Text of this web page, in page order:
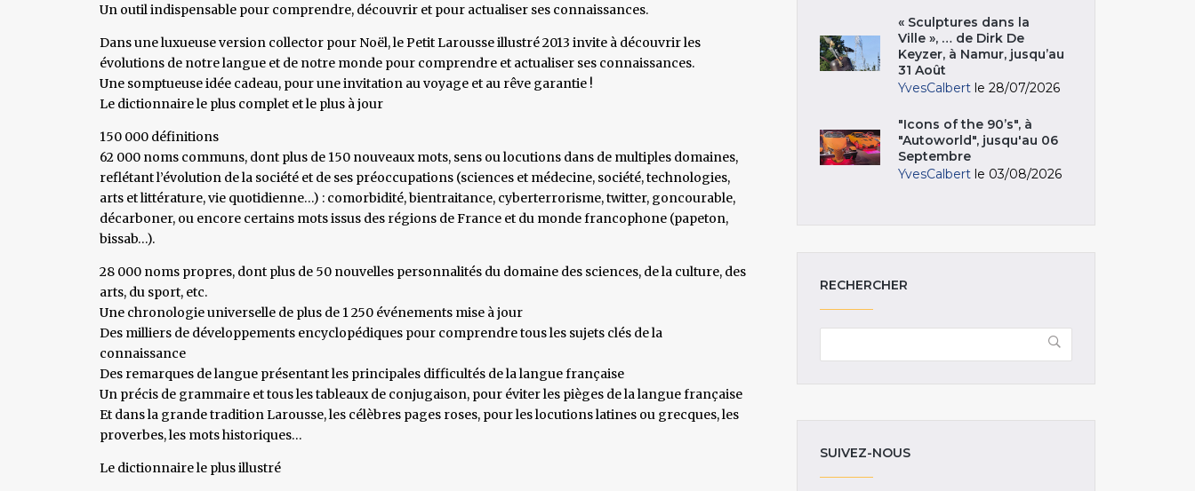
Un outil indispensable pour comprendre, découvrir et pour actualiser ses connaissances.
Dans une luxueuse version collector pour Noël, le Petit Larousse illustré 2013 invite à découvrir les
évolutions de notre langue et de notre monde pour comprendre et actualiser ses connaissances.
Une somptueuse idée cadeau, pour une invitation au voyage et au rêve garantie !
Le dictionnaire le plus complet et le plus à jour
150 000 définitions
62 000 noms communs, dont plus de 150 nouveaux mots, sens ou locutions dans de multiples domaines,
reflétant l’évolution de la société et de ses préoccupations (sciences et médecine, société, technologies,
arts et littérature, vie quotidienne…) : comorbidité, bientraitance, cyberterrorisme, twitter, goncourable,
décarboner, ou encore certains mots issus des régions de France et du monde francophone (papeton,
bissab…).
28 000 noms propres, dont plus de 50 nouvelles personnalités du domaine des sciences, de la culture, des
arts, du sport, etc.
Une chronologie universelle de plus de 1 250 événements mise à jour
Des milliers de développements encyclopédiques pour comprendre tous les sujets clés de la
connaissance
Des remarques de langue présentant les principales difficultés de la langue française
Un précis de grammaire et tous les tableaux de conjugaison, pour éviter les pièges de la langue française
Et dans la grande tradition Larousse, les célèbres pages roses, pour les locutions latines ou grecques, les
proverbes, les mots historiques…
Le dictionnaire le plus illustré
« Sculptures dans la
Ville », … de Dirk De
Keyzer, à Namur, jusqu’au
31 Août
YvesCalbert le 28/07/2026
"Icons of the 90’s", à
"Autoworld", jusqu'au 06
Septembre
YvesCalbert le 03/08/2026
RECHERCHER
SUIVEZ-NOUS